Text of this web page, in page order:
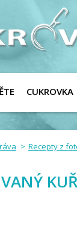
CUKROVKA
Recepty z